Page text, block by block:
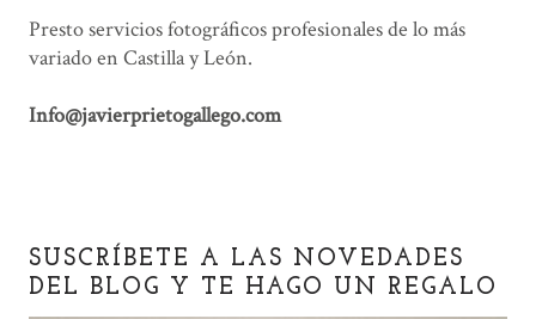
Presto servicios fotográficos profesionales de lo más
variado en Castilla y León.
Info@javierprietogallego.com
SUSCRÍBETE A LAS NOVEDADES
DEL BLOG Y TE HAGO UN REGALO